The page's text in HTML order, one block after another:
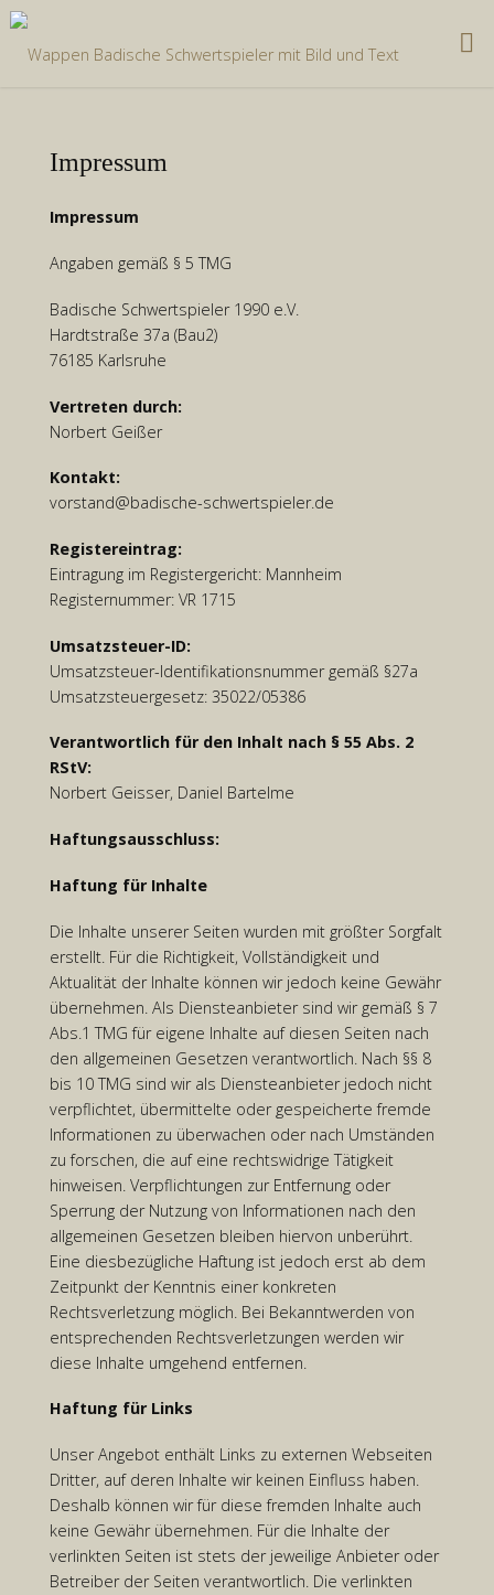
Zum
springen
Impressum
Impressum
Angaben gemäß § 5 TMG
Badische Schwertspieler 1990 e.V.
Hardtstraße 37a (Bau2)
76185 Karlsruhe
Vertreten durch:
Norbert Geißer
Kontakt:
vorstand@badische-schwertspieler.de
Registereintrag:
Eintragung im Registergericht: Mannheim
Registernummer: VR 1715
Umsatzsteuer-ID:
Umsatzsteuer-Identifikationsnummer gemäß §27a
Umsatzsteuergesetz: 35022/05386
Verantwortlich für den Inhalt nach § 55 Abs. 2
RStV:
Norbert Geisser, Daniel Bartelme
Haftungsausschluss:
Haftung für Inhalte
Die Inhalte unserer Seiten wurden mit größter Sorgfalt
erstellt. Für die Richtigkeit, Vollständigkeit und
Aktualität der Inhalte können wir jedoch keine Gewähr
übernehmen. Als Diensteanbieter sind wir gemäß § 7
Abs.1 TMG für eigene Inhalte auf diesen Seiten nach
den allgemeinen Gesetzen verantwortlich. Nach §§ 8
bis 10 TMG sind wir als Diensteanbieter jedoch nicht
verpflichtet, übermittelte oder gespeicherte fremde
Informationen zu überwachen oder nach Umständen
zu forschen, die auf eine rechtswidrige Tätigkeit
hinweisen. Verpflichtungen zur Entfernung oder
Sperrung der Nutzung von Informationen nach den
allgemeinen Gesetzen bleiben hiervon unberührt.
Eine diesbezügliche Haftung ist jedoch erst ab dem
Zeitpunkt der Kenntnis einer konkreten
Rechtsverletzung möglich. Bei Bekanntwerden von
entsprechenden Rechtsverletzungen werden wir
diese Inhalte umgehend entfernen.
Haftung für Links
Unser Angebot enthält Links zu externen Webseiten
Dritter, auf deren Inhalte wir keinen Einfluss haben.
Deshalb können wir für diese fremden Inhalte auch
keine Gewähr übernehmen. Für die Inhalte der
verlinkten Seiten ist stets der jeweilige Anbieter oder
Betreiber der Seiten verantwortlich. Die verlinkten